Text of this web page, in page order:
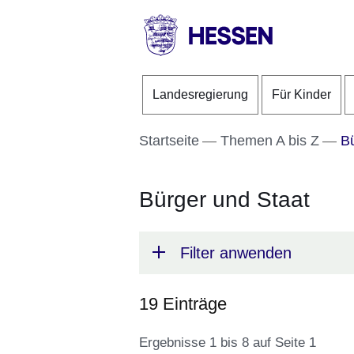
Direkt zum Kopf der
Direkt zum Inhalt
Direkt zum Fuß der
Landesregierung
Landesregierung Für Kinder
Startseite Themen A bis Z
Bürger und Staat
Filter anwenden
19 Einträge
Ergebnisse 1 bis 8 auf Seite 1